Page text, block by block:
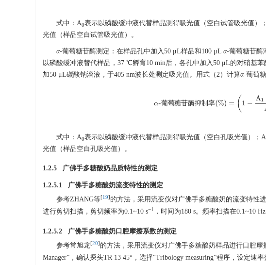
式中：A0表示以磷酸缓冲液代替样品测得吸光值（空白试管吸光值）
光值（样品空白试管吸光值）。
α-葡萄糖苷酶测定：在样品孔中加入50 μL样品和100 μL α-葡萄糖苷酶
以磷酸缓冲液替代样品，37 ℃孵育10 min后，各孔中加入50 μL的对硝基苯
加50 μL碳酸钠溶液，于405 nm波长处测定吸光值。用式（2）计算α-葡萄
葡萄糖苷酶抑制率
α-葡萄糖苷酶 抑制率 = (1 1−
式中：A0表示以磷酸缓冲液代替样品测得吸光值（空白孔吸光值）；A
光值（样品空白孔吸光值）。
1.2.5 广佛手多糖酸奶品质特性的测定
1.2.5.1 广佛手多糖酸奶流变特性的测定
参考ZHANG等[19] 的方法，采用流变仪对广佛手多糖酸奶的流变特性
进行剪切扫描，剪切频率为0.1~10 s−1 ，时间为180 s。频率扫描在0.1~10
1.2.5.2 广佛手多糖酸奶口腔摩擦系数的测定
参考常旭龙[20] 的方法，采用流变仪对广佛手多糖酸奶样品进行口腔
Manager”，确认探头TR 13 45°，选择“Tribology measuring”程序，设定